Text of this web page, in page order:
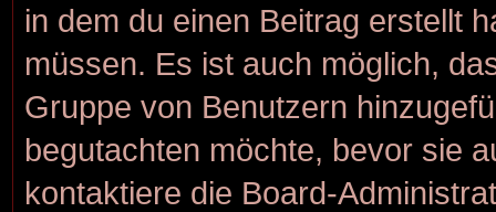
in dem du einen Beitrag erstellt
müssen. Es ist auch möglich,
Gruppe von Benutzern
begutachten möchte, bevor sie
kontaktiere die Board-